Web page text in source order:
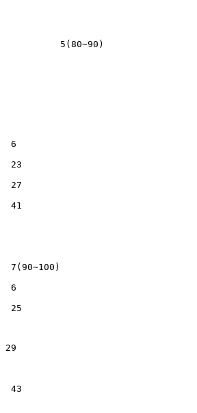
5(80~90)
6
23
27
41
7(90~100)
6
25
29
43